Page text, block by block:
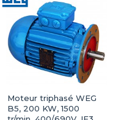
Moteur triphasé WEG
B5, 200 KW, 1500